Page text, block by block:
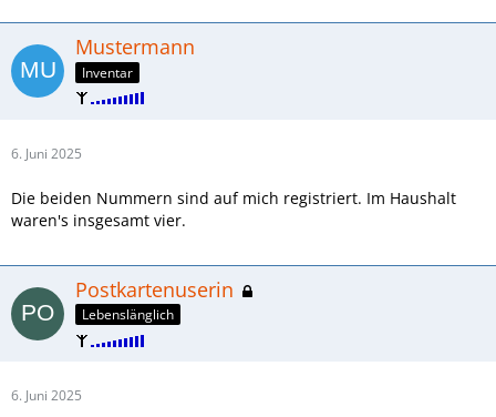
Mustermann
Inventar
6. Juni 2025
Die beiden Nummern sind auf mich registriert. Im Haushalt
waren's insgesamt vier.
Postkartenuserin
Lebenslänglich
6. Juni 2025